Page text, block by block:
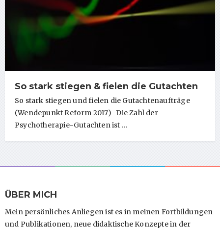
So stark stiegen & fielen die Gutachten
So stark stiegen und fielen die Gutachtenaufträge
(Wendepunkt Reform 2017) Die Zahl der
Psychotherapie-Gutachten ist …
ÜBER MICH
Mein persönliches Anliegen ist es in meinen Fortbildungen
und Publikationen, neue didaktische Konzepte in der